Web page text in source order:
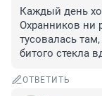
Каждый день
Охранников ни
тусовалась
битого стекла
ОТВЕТИТЬ